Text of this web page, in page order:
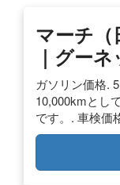
マーチ（
｜グー
ガソリン価格.
10,000kmとし
です。. 車検価